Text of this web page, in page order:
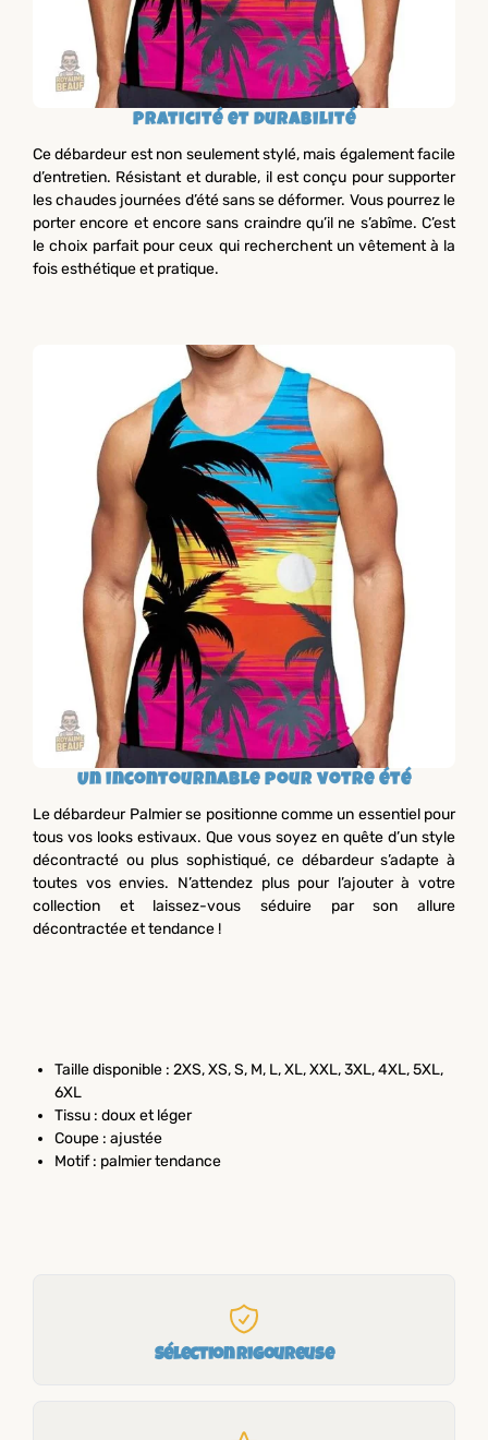
Praticité et durabilité
Ce débardeur est non seulement stylé, mais également facile
d’entretien. Résistant et durable, il est conçu pour supporter
les chaudes journées d’été sans se déformer. Vous pourrez le
porter encore et encore sans craindre qu’il ne s’abîme. C’est
le choix parfait pour ceux qui recherchent un vêtement à la
fois esthétique et pratique.
Un incontournable pour votre été
Le débardeur Palmier se positionne comme un essentiel pour
tous vos looks estivaux. Que vous soyez en quête d’un style
décontracté ou plus sophistiqué, ce débardeur s’adapte à
toutes vos envies. N’attendez plus pour l’ajouter à votre
collection et laissez-vous séduire par son allure
décontractée et tendance !
Taille disponible : 2XS, XS, S, M, L, XL, XXL, 3XL, 4XL, 5XL,
6XL
Tissu : doux et léger
Coupe : ajustée
Motif : palmier tendance
Sélection rigoureuse